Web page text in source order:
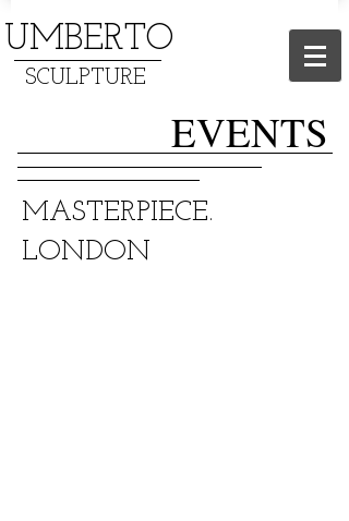
UMBERTO
SCULPTURE
EVENTS
​MASTERPIECE.
LONDON